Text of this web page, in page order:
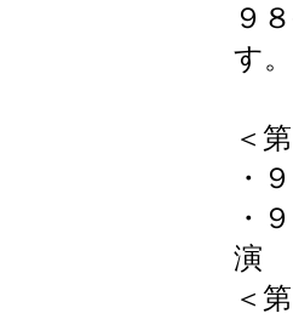
９
す。
＜
・
・
演
＜